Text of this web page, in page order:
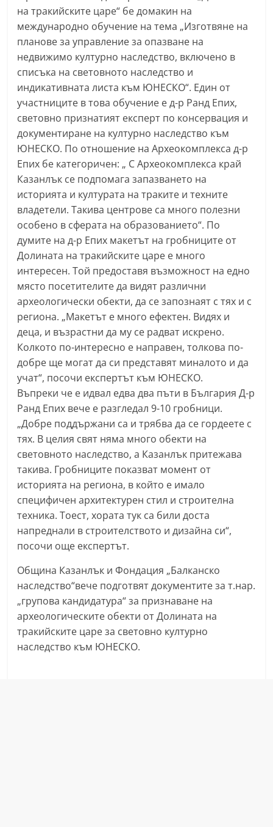
n
l
a
k
.
n
f
o
,
k
a
z
a
n
l
a
k
-
b
g
.
i
n
f
o
,
g
a
l
e
y
-
k
a
z
на тракийските царе“ бе домакин на
международно обучение на тема „Изготвяне на
планове за управление за опазване на
недвижимо културно наследство, включено в
списъка на световното наследство и
индикативната листа към ЮНЕСКО“. Един от
участниците в това обучение е д-р Ранд Епих,
световно признатият експерт по консервация и
документиране на културно наследство към
ЮНЕСКО. По отношение на Археокомплекса д-р
Епих бе категоричен: „ С Археокомплекса край
Казанлък се подпомага запазването на
историята и културата на траките и техните
владетели. Такива центрове са много полезни
особено в сферата на образованието“. По
думите на д-р Епих макетът на гробниците от
Долината на тракийските царе е много
интересен. Той предоставя възможност на едно
място посетителите да видят различни
археологически обекти, да се запознаят с тях и с
региона. „Макетът е много ефектен. Видях и
деца, и възрастни да му се радват искрено.
Колкото по-интересно е направен, толкова по-
добре ще могат да си представят миналото и да
учат“, посочи експертът към ЮНЕСКО.
Въпреки че е идвал едва два пъти в България Д-р
Ранд Епих вече е разгледал 9-10 гробници.
„Добре поддържани са и трябва да се гордеете с
тях. В целия свят няма много обекти на
световното наследство, а Казанлък притежава
такива. Гробниците показват момент от
историята на региона, в който е имало
специфичен архитектурен стил и строителна
техника. Тоест, хората тук са били доста
напреднали в строителството и дизайна си“,
посочи още експертът.
Община Казанлък и Фондация „Балканско
наследство“вече подготвят документите за т.нар.
„групова кандидатура“ за признаване на
археологическите обекти от Долината на
тракийските царе за световно културно
наследство към ЮНЕСКО.